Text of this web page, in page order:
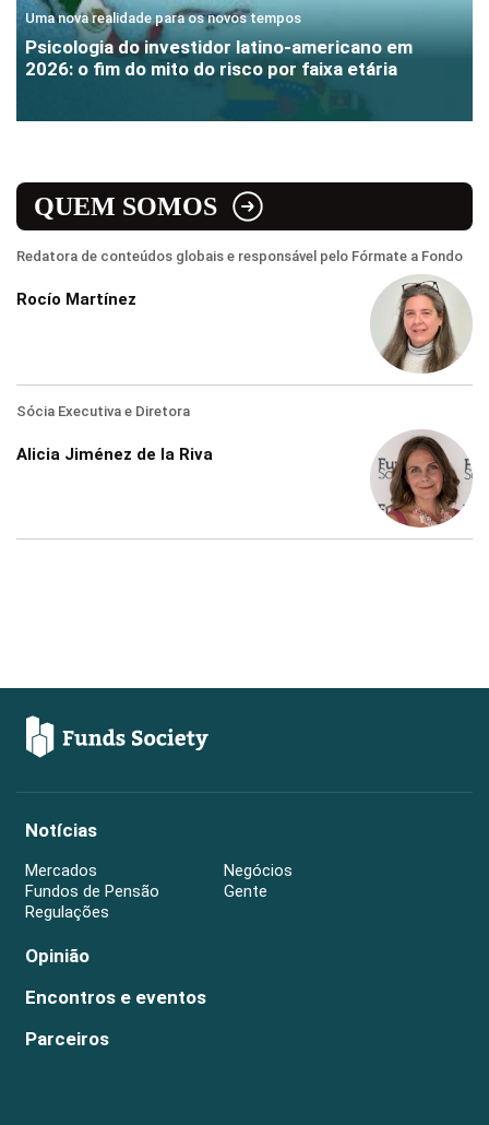
Uma nova realidade para os novos tempos
Psicologia do investidor latino-americano em
2026: o fim do mito do risco por faixa etária
QUEM SOMOS
Redatora de conteúdos globais e responsável pelo Fórmate a Fondo
Rocío Martínez
Sócia Executiva e Diretora
Alicia Jiménez de la Riva
Notícias
Mercados
Negócios
Fundos de Pensão
Gente
Regulações
Opinião
Encontros e eventos
Parceiros